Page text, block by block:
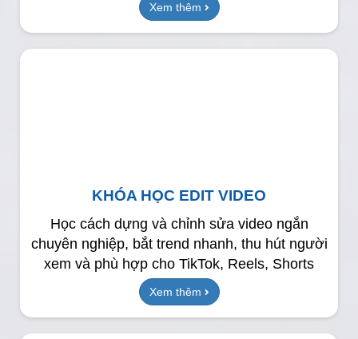
Xem thêm
KHÓA HỌC EDIT VIDEO
Học cách dựng và chỉnh sửa video ngắn
chuyên nghiệp, bắt trend nhanh, thu hút người
xem và phù hợp cho TikTok, Reels, Shorts
Xem thêm